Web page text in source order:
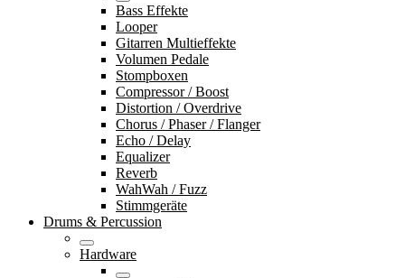
Bass Effekte
Looper
Gitarren Multieffekte
Volumen Pedale
Stompboxen
Compressor / Boost
Distortion / Overdrive
Chorus / Phaser / Flanger
Echo / Delay
Equalizer
Reverb
WahWah / Fuzz
Stimmgeräte
Drums & Percussion
Hardware